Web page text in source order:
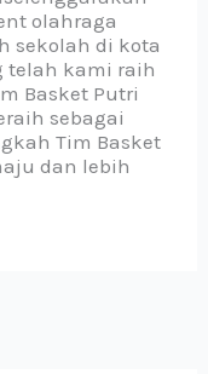
olahraga
sekolah di kota
telah kami raih
Basket Putri
sebagai
Tim Basket
dan lebih